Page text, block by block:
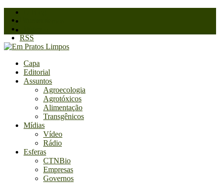
RSS
Capa
Editorial
Assuntos
Agroecologia
Agrotóxicos
Alimentação
Transgênicos
Mídias
Vídeo
Rádio
Esferas
CTNBio
Empresas
Governos